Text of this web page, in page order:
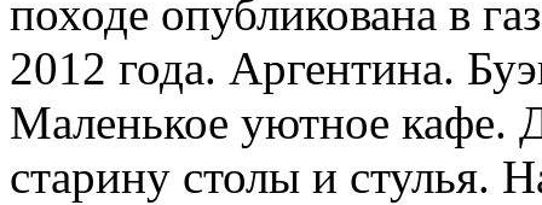
походе опубликована в
2012 года. Аргентина.
Маленькое уютное кафе.
старину столы и стулья.